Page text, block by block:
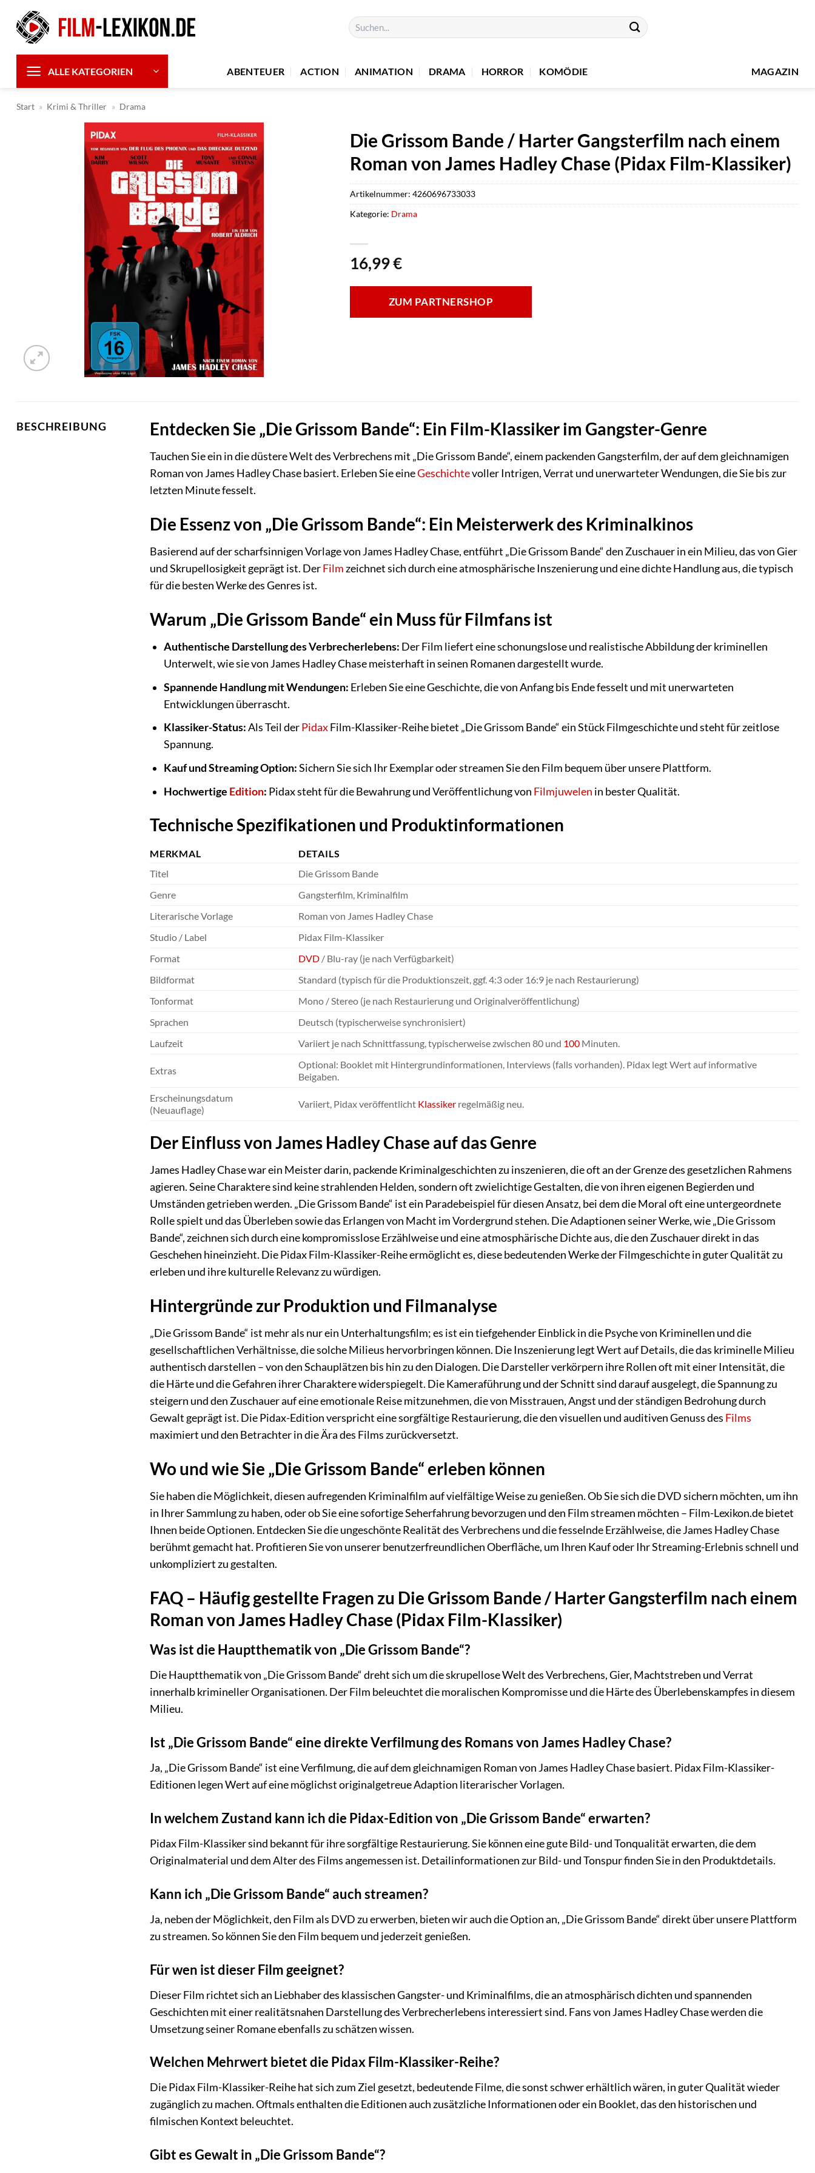
Inhalt
springen
Suchen
nach:
ALLE KATEGORIEN ABENTEUER ACTION ANIMATION DRAMA HORROR KOMÖDIE MAGAZIN
Start » Krimi & Thriller » Drama
Die Grissom Bande / Harter Gangsterfilm nach einem
Roman von James Hadley Chase (Pidax Film-Klassiker)
16,99€
ZUM PARTNERSHOP
Artikelnummer: 4260696733033
Kategorie: Drama
BESCHREIBUNG Entdecken Sie „Die Grissom Bande“: Ein Film-Klassiker im Gangster-Genre
Tauchen Sie ein in die düstere Welt des Verbrechens mit „Die Grissom Bande“, einem packenden Gangsterfilm, der auf dem gleichnamigen
Roman von James Hadley Chase basiert. Erleben Sie eineGeschichtevoller Intrigen, Verrat und unerwarteter Wendungen, die Sie bis zur
letzten Minute fesselt.
Die Essenz von „Die Grissom Bande“: Ein Meisterwerk des Kriminalkinos
Basierend auf der scharfsinnigen Vorlage von James Hadley Chase, entführt „Die Grissom Bande“ den Zuschauer in ein Milieu, das von Gier
und Skrupellosigkeit geprägt ist. DerFilmzeichnet sich durch eine atmosphärische Inszenierung und eine dichte Handlung aus, die typisch
für die besten Werke des Genres ist.
Warum „Die Grissom Bande“ ein Muss für Filmfans ist
Authentische Darstellung des Verbrecherlebens: Der Film liefert eine schonungslose und realistische Abbildung der kriminellen
Unterwelt, wie sie von James Hadley Chase meisterhaft in seinen Romanen dargestellt wurde.
Spannende Handlung mit Wendungen: Erleben Sie eine Geschichte, die von Anfang bis Ende fesselt und mit unerwarteten
Entwicklungen überrascht.
Klassiker-Status:Als Teil derPidaxFilm-Klassiker-Reihe bietet „Die Grissom Bande“ ein Stück Filmgeschichte und steht für zeitlose
Spannung.
Kauf und Streaming Option:Sichern Sie sich Ihr Exemplar oder streamen Sie den Film bequem über unsere Plattform.
Hochwertige Edition: Pidax steht für die Bewahrung und Veröffentlichung von Filmjuwelen in bester Qualität.
Technische Spezifikationen und Produktinformationen
MERKMAL
DETAILS
Titel
Die Grissom Bande
Genre
Gangsterfilm, Kriminalfilm
Literarische Vorlage
Roman von James Hadley Chase
Studio / Label
Pidax Film-Klassiker
Format
DVD/ Blu-ray (je nach Verfügbarkeit)
Bildformat
Standard (typisch für die Produktionszeit, ggf. 4:3 oder 16:9 je nach Restaurierung)
Tonformat
Mono / Stereo (je nach Restaurierung und Originalveröffentlichung)
Sprachen
Deutsch (typischerweise synchronisiert)
Laufzeit
Variiert je nach Schnittfassung, typischerweise zwischen 80 und 100Minuten.
Extras
Optional: Booklet mit Hintergrundinformationen, Interviews (falls vorhanden). Pidax legt Wert auf informative
Beigaben.
Erscheinungsdatum
(Neuauflage)
Variiert, Pidax veröffentlicht Klassikerregelmäßig neu.
Der Einfluss von James Hadley Chase auf das Genre
James Hadley Chase war ein Meister darin, packende Kriminalgeschichten zu inszenieren, die oft an der Grenze des gesetzlichen Rahmens
agieren. Seine Charaktere sind keine strahlenden Helden, sondern oft zwielichtige Gestalten, die von ihren eigenen Begierden und
Umständen getrieben werden. „Die Grissom Bande“ ist ein Paradebeispiel für diesen Ansatz, bei dem die Moral oft eine untergeordnete
Rolle spielt und das Überleben sowie das Erlangen von Macht im Vordergrund stehen. Die Adaptionen seiner Werke, wie „Die Grissom
Bande“, zeichnen sich durch eine kompromisslose Erzählweise und eine atmosphärische Dichte aus, die den Zuschauer direkt in das
Geschehen hineinzieht. Die Pidax Film-Klassiker-Reihe ermöglicht es, diese bedeutenden Werke der Filmgeschichte in guter Qualität zu
erleben und ihre kulturelle Relevanz zu würdigen.
Hintergründe zur Produktion und Filmanalyse
„Die Grissom Bande“ ist mehr als nur ein Unterhaltungsfilm; es ist ein tiefgehender Einblick in die Psyche von Kriminellen und die
gesellschaftlichen Verhältnisse, die solche Milieus hervorbringen können. Die Inszenierung legt Wert auf Details, die das kriminelle Milieu
authentisch darstellen – von den Schauplätzen bis hin zu den Dialogen. Die Darsteller verkörpern ihre Rollen oft mit einer Intensität, die
die Härte und die Gefahren ihrer Charaktere widerspiegelt. Die Kameraführung und der Schnitt sind darauf ausgelegt, die Spannung zu
steigern und den Zuschauer auf eine emotionale Reise mitzunehmen, die von Misstrauen, Angst und der ständigen Bedrohung durch
Gewalt geprägt ist. Die Pidax-Edition verspricht eine sorgfältige Restaurierung, die den visuellen und auditiven Genuss des Films
maximiert und den Betrachter in die Ära des Films zurückversetzt.
Wo und wie Sie „Die Grissom Bande“ erleben können
Sie haben die Möglichkeit, diesen aufregenden Kriminalfilm auf vielfältige Weise zu genießen. Ob Sie sich die DVD sichern möchten, um ihn
in Ihrer Sammlung zu haben, oder ob Sie eine sofortige Seherfahrung bevorzugen und den Film streamen möchten – Film-Lexikon.de bietet
Ihnen beide Optionen. Entdecken Sie die ungeschönte Realität des Verbrechens und die fesselnde Erzählweise, die James Hadley Chase
berühmt gemacht hat. Profitieren Sie von unserer benutzerfreundlichen Oberfläche, um Ihren Kauf oder Ihr Streaming-Erlebnis schnell und
unkompliziert zu gestalten.
FAQ – Häufig gestellte Fragen zu Die Grissom Bande / Harter Gangsterfilm nach einem
Roman von James Hadley Chase (Pidax Film-Klassiker)
Was ist die Hauptthematik von „Die Grissom Bande“?
Die Hauptthematik von „Die Grissom Bande“ dreht sich um die skrupellose Welt des Verbrechens, Gier, Machtstreben und Verrat
innerhalb krimineller Organisationen. Der Film beleuchtet die moralischen Kompromisse und die Härte des Überlebenskampfes in diesem
Milieu.
Ist „Die Grissom Bande“ eine direkte Verfilmung des Romans von James Hadley Chase?
Ja, „Die Grissom Bande“ ist eine Verfilmung, die auf dem gleichnamigen Roman von James Hadley Chase basiert. Pidax Film-Klassiker-
Editionen legen Wert auf eine möglichst originalgetreue Adaption literarischer Vorlagen.
In welchem Zustand kann ich die Pidax-Edition von „Die Grissom Bande“ erwarten?
Pidax Film-Klassiker sind bekannt für ihre sorgfältige Restaurierung. Sie können eine gute Bild- und Tonqualität erwarten, die dem
Originalmaterial und dem Alter des Films angemessen ist. Detailinformationen zur Bild- und Tonspur finden Sie in den Produktdetails.
Kann ich „Die Grissom Bande“ auch streamen?
Ja, neben der Möglichkeit, den Film als DVD zu erwerben, bieten wir auch die Option an, „Die Grissom Bande“ direkt über unsere Plattform
zu streamen. So können Sie den Film bequem und jederzeit genießen.
Für wen ist dieser Film geeignet?
Dieser Film richtet sich an Liebhaber des klassischen Gangster- und Kriminalfilms, die an atmosphärisch dichten und spannenden
Geschichten mit einer realitätsnahen Darstellung des Verbrecherlebens interessiert sind. Fans von James Hadley Chase werden die
Umsetzung seiner Romane ebenfalls zu schätzen wissen.
Welchen Mehrwert bietet die Pidax Film-Klassiker-Reihe?
Die Pidax Film-Klassiker-Reihe hat sich zum Ziel gesetzt, bedeutende Filme, die sonst schwer erhältlich wären, in guter Qualität wieder
zugänglich zu machen. Oftmals enthalten die Editionen auch zusätzliche Informationen oder ein Booklet, das den historischen und
filmischen Kontext beleuchtet.
Gibt es Gewalt in „Die Grissom Bande“?